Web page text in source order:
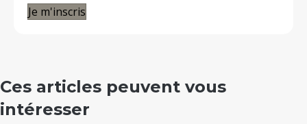
Je m'inscris
Ces articles peuvent vous
intéresser